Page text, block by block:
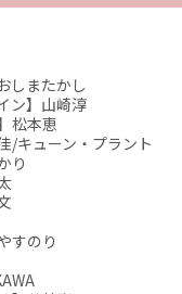
しまたかし
ン】山崎淳
松本恵
/キューン・プラント
り
すのり